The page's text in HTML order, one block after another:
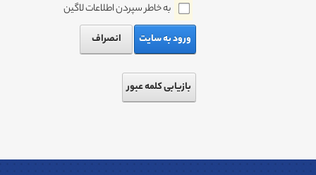
به خاطر سپردن اطلاعات لاگین
ورود به سایت
انصراف
بازیابی کلمه عبور